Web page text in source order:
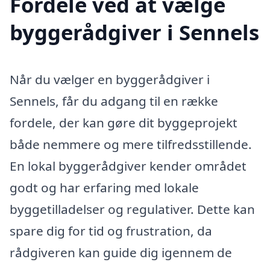
byggerådgiver i Sennels
Når du vælger en byggerådgiver i
Sennels, får du adgang til en række
fordele, der kan gøre dit byggeprojekt
både nemmere og mere tilfredsstillende.
En lokal byggerådgiver kender området
godt og har erfaring med lokale
byggetilladelser og regulativer. Dette kan
spare dig for tid og frustration, da
rådgiveren kan guide dig igennem de